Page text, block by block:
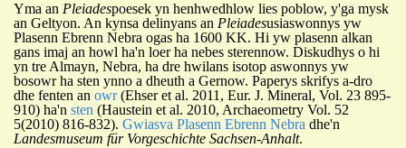
Yma an Pleiadespoesek yn henhwedhlow lies poblow, y'ga mysk
an Geltyon. An kynsa delinyans an Pleiadesusiaswonnys yw
Plasenn Ebrenn Nebra ogas ha 1600 KK. Hi yw plasenn alkan
gans imaj an howl ha'n loer ha nebes sterennow. Diskudhys o hi
yn tre Almayn, Nebra, ha dre hwilans isotop aswonnys yw
bosowr ha sten ynno a dheuth a Gernow. Paperys skrifys a-dro
dhe fenten an owr(Ehser et al. 2011, Eur. J. Mineral, Vol. 23 895-
910) ha'n sten (Haustein et al. 2010, Archaeometry Vol. 52
5(2010) 816-832). Gwiasva Plasenn Ebrenn Nebra dhe'n
Landesmuseum für Vorgeschichte Sachsen-Anhalt.